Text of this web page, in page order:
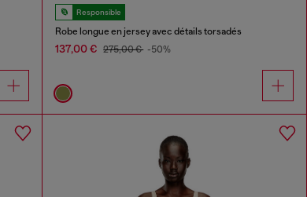
Responsible
Robe longue en jersey avec détails torsadés
137,00 € 275,00 € -50%